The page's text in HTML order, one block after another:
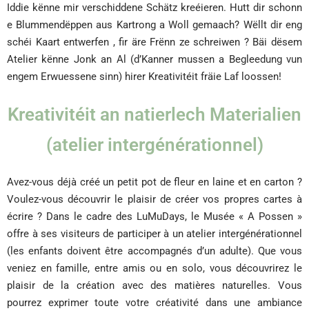
Iddie kënne mir verschiddene Schätz kreéieren. Hutt dir schonn
e Blummendëppen aus Kartrong a Woll gemaach? Wëllt dir eng
schéi Kaart entwerfen , fir äre Frënn ze schreiwen ? Bäi dësem
Atelier kënne Jonk an Al (d’Kanner mussen a Begleedung vun
engem Erwuessene sinn) hirer Kreativitéit fräie Laf loossen!
Kreativitéit an natierlech Materialien
(atelier intergénérationnel)
Avez-vous déjà créé un petit pot de fleur en laine et en carton ?
Voulez-vous découvrir le plaisir de créer vos propres cartes à
écrire ? Dans le cadre des LuMuDays, le Musée « A Possen »
offre à ses visiteurs de participer à un atelier intergénérationnel
(les enfants doivent être accompagnés d’un adulte). Que vous
veniez en famille, entre amis ou en solo, vous découvrirez le
plaisir de la création avec des matières naturelles. Vous
pourrez exprimer toute votre créativité dans une ambiance